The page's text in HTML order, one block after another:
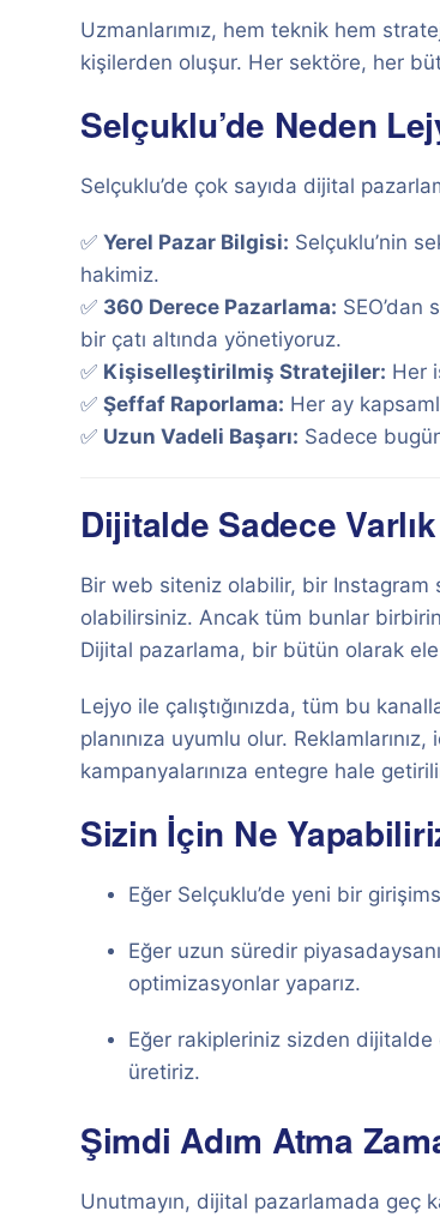
Uzmanlarımız, hem teknik hem
kişilerden oluşur. Her sektöre, her
Selçuklu’de Neden
Selçuklu’de çok sayıda dijital
✅ Yerel Pazar Bilgisi: Selçuklu’nin
hakimiz.
✅ 360 Derece Pazarlama:
bir çatı altında yönetiyoruz.
✅ Kişiselleştirilmiş Stratejiler: Her
✅ Şeffaf Raporlama: Her ay
✅ Uzun Vadeli Başarı: Sadece
Dijitalde Sadece
Bir web siteniz olabilir, bir Instagram
olabilirsiniz. Ancak tüm bunlar
Dijital pazarlama, bir bütün olarak ele
Lejyo ile çalıştığınızda, tüm bu
planınıza uyumlu olur.
kampanyalarınıza entegre hale
Sizin İçin Ne
Eğer Selçuklu’de yeni bir
Eğer uzun süredir
optimizasyonlar yaparız.
Eğer rakipleriniz sizden dijitalde
üretiriz.
Şimdi Adım Atma
Unutmayın, dijital pazarlamada geç